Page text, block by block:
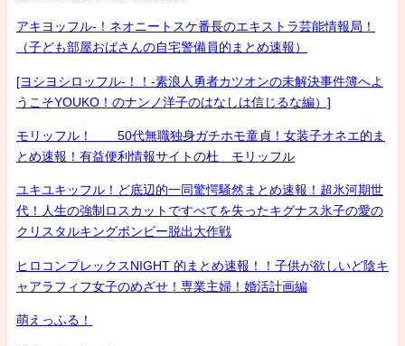
アキヨッフル-！ネオニートスケ番長のエキストラ芸能情報局！
（子ども部屋おばさんの自宅警備員的まとめ速報）
[ヨシヨシロッフル-！！-素浪人勇者カツオンの未解決事件簿へよ
うこそYOUKO！のナンノ洋子のはなしは信じるな編）]
モリッフル！ 50代無職独身ガチホモ童貞！女装子オネエ的ま
とめ速報！有益便利情報サイトの杜 モリッフル
ユキユキッフル！ど底辺的一同驚愕騒然まとめ速報！超氷河期世
代！人生の強制ロスカットですべてを失ったキグナス氷子の愛の
クリスタルキングボンビー脱出大作戦
ヒロコンプレックスNIGHT 的まとめ速報！！子供が欲しいど陰キ
ャアラフィフ女子のめざせ！専業主婦！婚活計画編
萌えっふる！